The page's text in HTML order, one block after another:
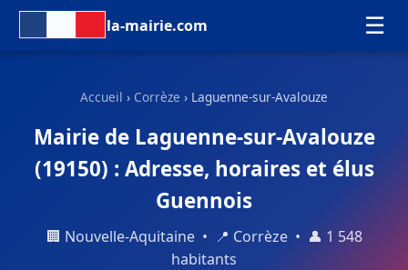
la-mairie.com ☰
Accueil › Corrèze › Laguenne-sur-Avalouze
Mairie de Laguenne-sur-Avalouze
(19150) : Adresse, horaires et élus
Guennois
🏢 Nouvelle-Aquitaine • 📍 Corrèze • 👤 1 548
habitants